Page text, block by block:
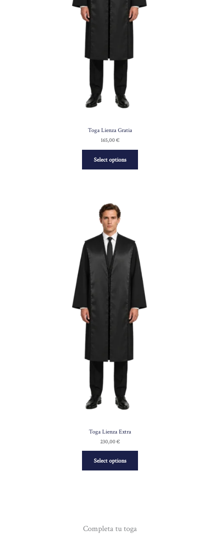
Toga Lienza Gratia
165,00€
Select options
Toga Lienza Extra
230,00€
Select options
Completa tu toga